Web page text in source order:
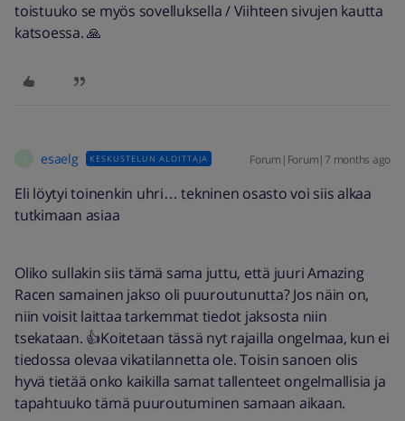
toistuuko se myös sovelluksella / Viihteen sivujen kautta
katsoessa. 🙏
esaelg KESKUSTELUN ALOITTAJA Forum|Forum|7 months ago
Eli löytyi toinenkin uhri… tekninen osasto voi siis alkaa
tutkimaan asiaa
Oliko sullakin siis tämä sama juttu, että juuri Amazing
Racen samainen jakso oli puuroutunutta? Jos näin on,
niin voisit laittaa tarkemmat tiedot jaksosta niin
tsekataan. 👍Koitetaan tässä nyt rajailla ongelmaa, kun ei
tiedossa olevaa vikatilannetta ole. Toisin sanoen olis
hyvä tietää onko kaikilla samat tallenteet ongelmallisia ja
tapahtuuko tämä puuroutuminen samaan aikaan.